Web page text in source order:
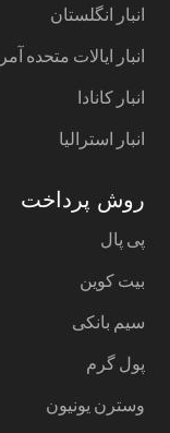
انبار انگلستان
انبار ایالات متحده
انبار کانادا
انبار استرالیا
روش پرداخت
پی پال
بیت کوین
سیم بانکی
پول گرم
وسترن یونیون